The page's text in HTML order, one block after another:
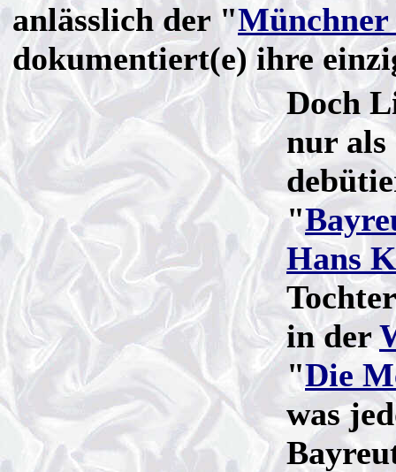
anlässlich der "Münchner
dokumentiert(e) ihre
Doch
nur
"
Hans
in der
"Die
was